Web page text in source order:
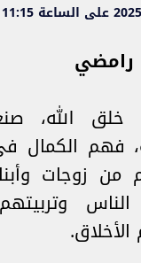
خلق الله،
فهم
من زوجات
الناس
الأخلاق.